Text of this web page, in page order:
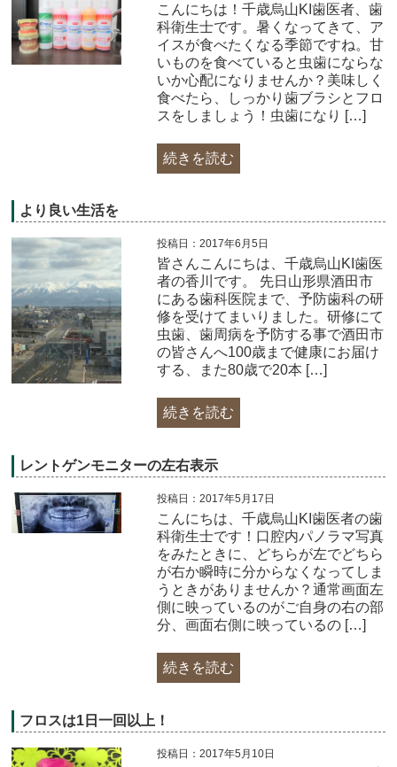
こんにちは！千歳烏山KI歯医者、歯
科衛生士です。暑くなってきて、ア
イスが食べたくなる季節ですね。甘
いものを食べていると虫歯にならな
いか心配になりませんか？美味しく
食べたら、しっかり歯ブラシとフロ
スをしましょう！虫歯になり […]
続きを読む
より良い生活を
投稿日：2017年6月5日
皆さんこんにちは、千歳烏山KI歯医
者の香川です。 先日山形県酒田市
にある歯科医院まで、予防歯科の研
修を受けてまいりました。研修にて
虫歯、歯周病を予防する事で酒田市
の皆さんへ100歳まで健康にお届け
する、また80歳で20本 […]
続きを読む
レントゲンモニターの左右表示
投稿日：2017年5月17日
こんにちは、千歳烏山KI歯医者の歯
科衛生士です！口腔内パノラマ写真
をみたときに、どちらが左でどちら
が右か瞬時に分からなくなってしま
うときがありませんか？通常画面左
側に映っているのがご自身の右の部
分、画面右側に映っているの […]
続きを読む
フロスは1日一回以上！
投稿日：2017年5月10日